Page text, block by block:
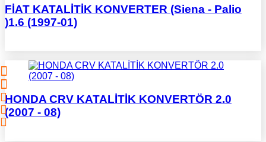
FİAT KATALİTİK KONVERTER (Siena - Palio
)1.6 (1997-01)
HONDA CRV KATALİTİK KONVERTÖR 2.0
(2007 - 08)